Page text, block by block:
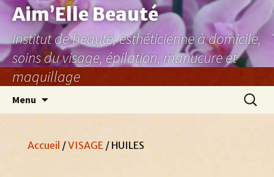
Aller
contenu
Aim’Elle Beauté
Institut de beauté, esthéticienne à domicile,
soins du visage, épilation, manucure et
maquillage
Menu
Accueil /VISAGE/ HUILES